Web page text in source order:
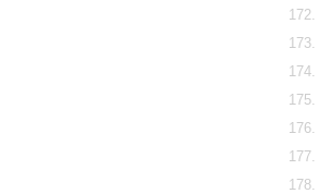
172.
173.
174.
175.
176.
177.
178.